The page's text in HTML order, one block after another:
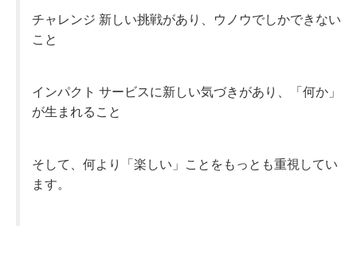
チャレンジ 新しい挑戦があり、ウノウでしかできない
こと
インパクト サービスに新しい気づきがあり、「何か」
が生まれること
そして、何より「楽しい」ことをもっとも重視してい
ます。